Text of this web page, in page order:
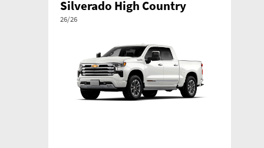
Silverado High Country
26/26